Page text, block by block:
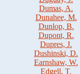
Dumas, A.
Dunahee, M.
Dunlop, B.
Dupont, R.
Dupres, J.
Dushinski, D.
Earnshaw, W.
Edgell, T.